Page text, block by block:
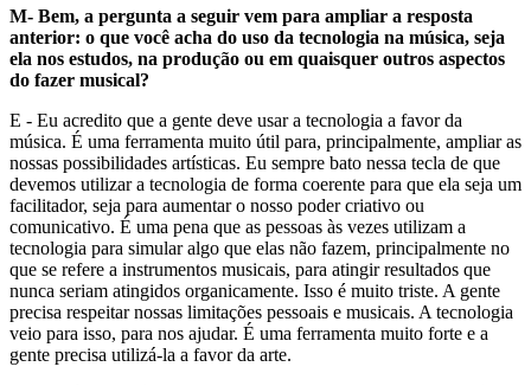
M- Bem, a pergunta a seguir vem para ampliar a resposta
anterior: o que você acha do uso da tecnologia na música, seja
ela nos estudos, na produção ou em quaisquer outros aspectos
do fazer musical?
E - Eu acredito que a gente deve usar a tecnologia a favor da
música. É uma ferramenta muito útil para, principalmente, ampliar as
nossas possibilidades artísticas. Eu sempre bato nessa tecla de que
devemos utilizar a tecnologia de forma coerente para que ela seja um
facilitador, seja para aumentar o nosso poder criativo ou
comunicativo. É uma pena que as pessoas às vezes utilizam a
tecnologia para simular algo que elas não fazem, principalmente no
que se refere a instrumentos musicais, para atingir resultados que
nunca seriam atingidos organicamente. Isso é muito triste. A gente
precisa respeitar nossas limitações pessoais e musicais. A tecnologia
veio para isso, para nos ajudar. É uma ferramenta muito forte e a
gente precisa utilizá-la a favor da arte.